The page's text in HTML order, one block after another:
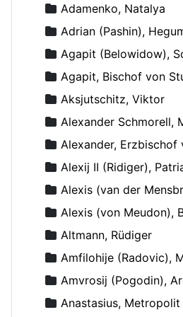
Adamenko, Natalya
Adrian (Pashin),
Agapit (Belowidow),
Agapit, Bischof von
Aksjutschitz, Viktor
Alexander Schmorell,
Alexander, Erzbischof
Alexij II (Ridiger),
Alexis (van der
Alexis (von Meudon),
Altmann, Rüdiger
Amfilohije (Radovic),
Amvrosij (Pogodin),
Anastasius, Metropolit